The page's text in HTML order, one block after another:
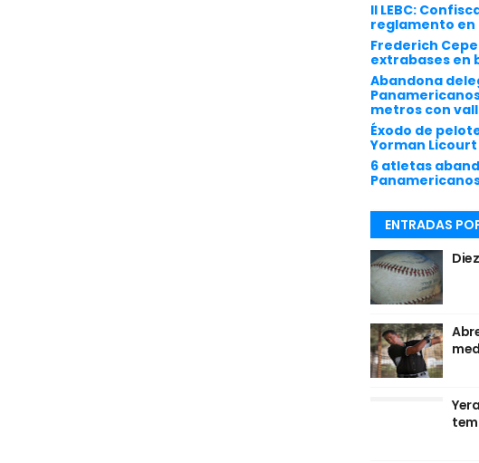
II LEBC:
reglamento en
Frederich
extrabases en
Abandona
metros con
Éxodo de
Yorman
6 atletas
ENTRADAS